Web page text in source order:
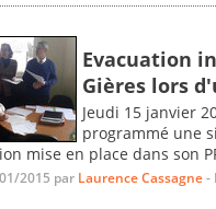
Evacuation
Gières lors
Jeudi 15 janvier
programmé une
mise en place dans son
2015 par Laurence Cassagne-